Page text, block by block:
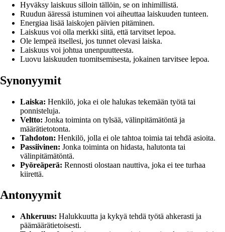
Hyväksy laiskuus silloin tällöin, se on inhimillistä.
Ruudun ääressä istuminen voi aiheuttaa laiskuuden tunteen.
Energiaa lisää laiskojen päivien pitäminen.
Laiskuus voi olla merkki siitä, että tarvitset lepoa.
Ole lempeä itsellesi, jos tunnet olevasi laiska.
Laiskuus voi johtua unenpuutteesta.
Luovu laiskuuden tuomitsemisesta, jokainen tarvitsee lepoa.
Synonyymit
Laiska: Henkilö, joka ei ole halukas tekemään työtä tai
ponnisteluja.
Veltto: Jonka toiminta on tylsää, välinpitämätöntä ja
määrätietotonta.
Tahdoton: Henkilö, jolla ei ole tahtoa toimia tai tehdä asioita.
Passiivinen: Jonka toiminta on hidasta, halutonta tai
välinpitämätöntä.
Pyöreäperä: Rennosti olostaan nauttiva, joka ei tee turhaa
kiirettä.
Antonyymit
Ahkeruus: Halukkuutta ja kykyä tehdä työtä ahkerasti ja
päämäärätietoisesti.